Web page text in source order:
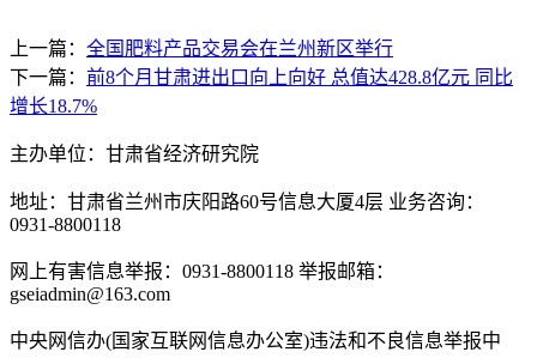
上一篇： 全国肥料产品交易会在兰州新区举行
下一篇： 前8个月甘肃进出口向上向好 总值达428.8亿元 同比
增长18.7%
主办单位：甘肃省经济研究院
地址：甘肃省兰州市庆阳路60号信息大厦4层 业务咨询：
0931-8800118
网上有害信息举报：0931-8800118 举报邮箱：
gseiadmin@163.com
中央网信办(国家互联网信息办公室)违法和不良信息举报中